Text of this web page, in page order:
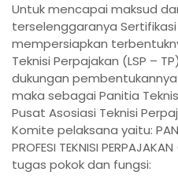
Untuk mencapai maksud
terselenggaranya
mempersiapkan
Teknisi Perpajakan (LSP –
dukungan
maka sebagai Panitia
Pusat Asosiasi Teknisi
Komite pelaksana yaitu:
PROFESI TEKNISI
tugas pokok dan fungsi: